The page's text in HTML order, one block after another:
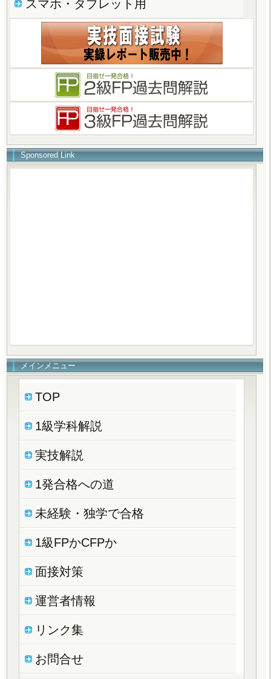
スマホ・タブレット用
Sponsored Link
メインメニュー
TOP
1級学科解説
実技解説
1発合格への道
未経験・独学で合格
1級FPかCFPか
面接対策
運営者情報
リンク集
お問合せ